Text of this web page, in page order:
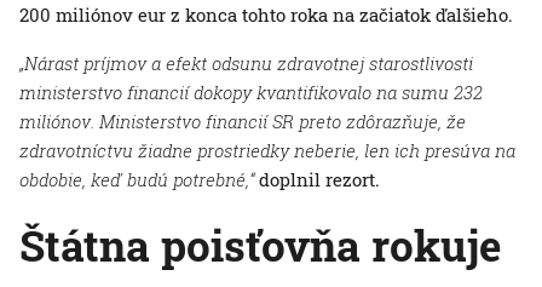
200 miliónov eur z konca tohto roka na začiatok ďalšieho.
„Nárast príjmov a efekt odsunu zdravotnej starostlivosti
ministerstvo financií dokopy kvantifikovalo na sumu 232
miliónov. Ministerstvo financií SR preto zdôrazňuje, že
zdravotníctvu žiadne prostriedky neberie, len ich presúva na
obdobie, keď budú potrebné,“doplnil rezort.
Štátna poisťovňa rokuje